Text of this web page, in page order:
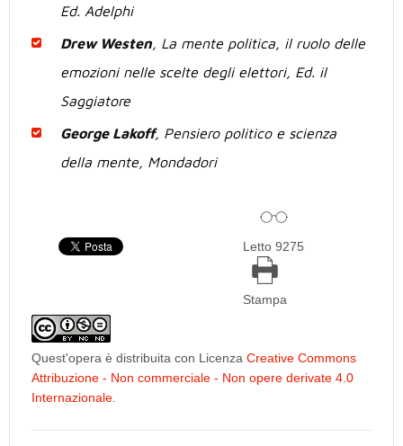
Ed. Adelphi
Drew Westen, La mente politica, il ruolo delle
emozioni nelle scelte degli elettori, Ed. il
Saggiatore
George Lakoff, Pensiero politico e scienza
della mente, Mondadori
Letto 9275
Stampa
Quest'opera è distribuita con Licenza Creative Commons
Attribuzione - Non commerciale - Non opere derivate 4.0
Internazionale.